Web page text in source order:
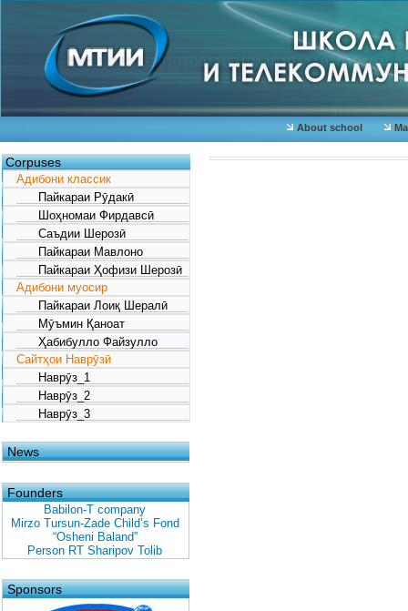
About school
Corpuses
Адибони классик
Пайкараи Рӯдакӣ
Шоҳномаи Фирдавсӣ
Саъдии Шерозӣ
Пайкараи Мавлоно
Пайкараи Ҳофизи Шерозӣ
Адибони муосир
Пайкараи Лоиқ Шералӣ
Мӯъмин Қаноат
Ҳабибулло Файзулло
Сайтҳои Наврӯзӣ
Наврӯз_1
Наврӯз_2
Наврӯз_3
News
Founders
Babilon-T company
Mirzo Tursun-Zade Child’s Fond
“Osheni Baland”
Person RT Sharipov Tolib
Sponsors